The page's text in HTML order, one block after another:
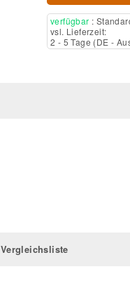
verfügbar :
vsl. Lieferzeit:
2 - 5 Tage (DE -
Vergleichsliste